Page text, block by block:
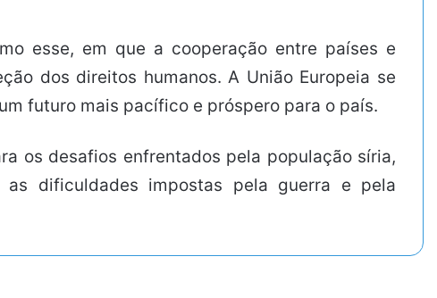
esse, em que a cooperação entre países e
dos direitos humanos. A União Europeia se
futuro mais pacífico e próspero para o país.
os desafios enfrentados pela população síria,
dificuldades impostas pela guerra e pela